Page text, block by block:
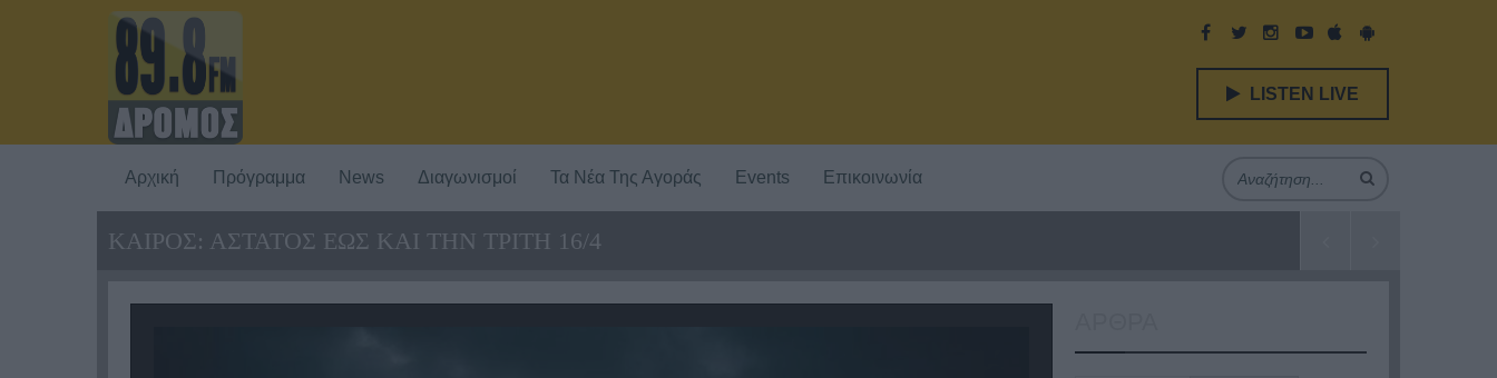
LISTEN LIVE
Αρχική Πρόγραμμα News Διαγωνισμοί Τα Νέα Της Αγοράς Events Επικοινωνία
ΚΑΙΡΟΣ: ΑΣΤΑΤΟΣ ΕΩΣ ΚΑΙ ΤΗΝ ΤΡΙΤΗ 16/4